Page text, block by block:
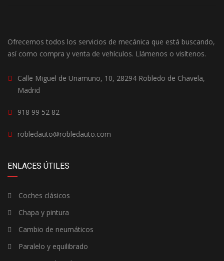
Ofrecemos todos los servicios de mecánica que está buscando,
así como compra y venta de vehículos. Llámenos o visítenos.
Calle Miguel de Unamuno, 10, 28294 Robledo de Chavela,
Madrid
918 99 52 82
robledauto@robledauto.com
ENLACES ÚTILES
Coches clásicos
Chapa y pintura
Cambio de neumáticos
Paralelo y equilibrado